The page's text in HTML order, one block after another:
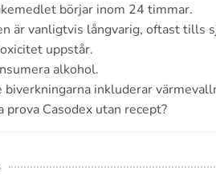
börjar inom 24 timmar.
är vanligtvis långvarig, oftast tills
uppstår.
alkohol.
biverkningarna inkluderar
prova Casodex utan recept?